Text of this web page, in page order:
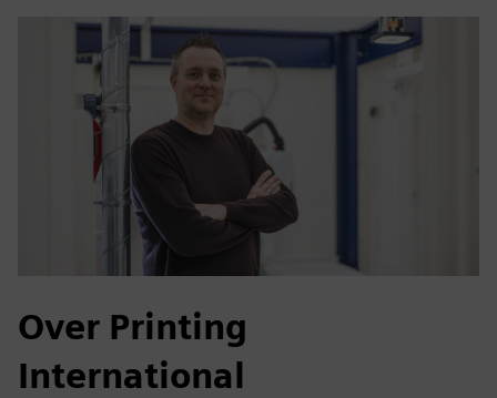
Over Printing
International